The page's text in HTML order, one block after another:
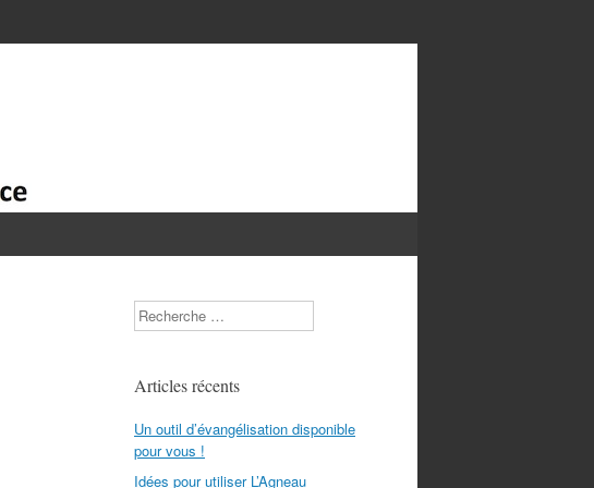
Search
Articles récents
Un outil d’évangélisation disponible
pour vous !
Idées pour utiliser L’Agneau